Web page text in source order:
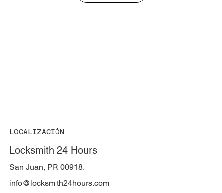
LOCALIZACIÓN
Locksmith 24 Hours
San Juan, PR 00918.
info@locksmith24hours.com